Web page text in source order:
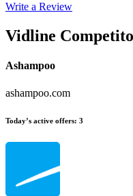
Write a Review
Vidline
Ashampoo
ashampoo.com
Today’s active offers: 3